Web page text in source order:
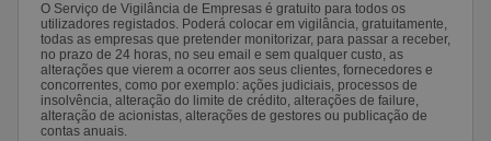
O Serviço de Vigilância de Empresas é gratuito para todos os
utilizadores registados. Poderá colocar em vigilância, gratuitamente,
todas as empresas que pretender monitorizar, para passar a receber,
no prazo de 24 horas, no seu email e sem qualquer custo, as
alterações que vierem a ocorrer aos seus clientes, fornecedores e
concorrentes, como por exemplo: ações judiciais, processos de
insolvência, alteração do limite de crédito, alterações de failure,
alteração de acionistas, alterações de gestores ou publicação de
contas anuais.